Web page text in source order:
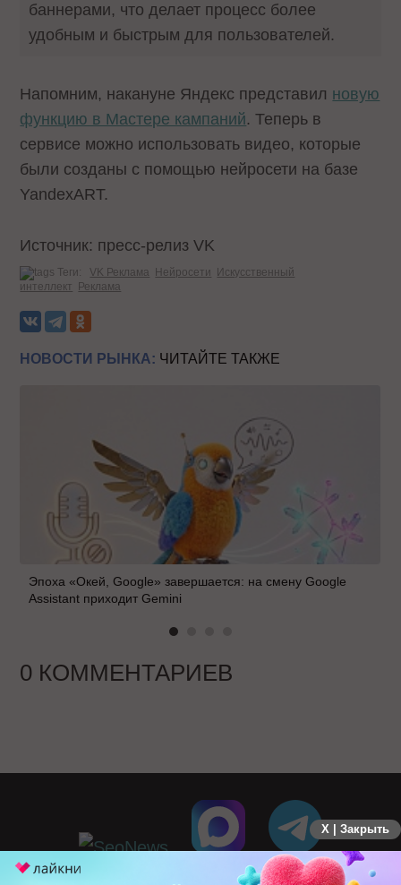
баннерами, что делает процесс более
удобным и быстрым для пользователей.
Напомним, накануне Яндекс представил новую
функцию в Мастере кампаний. Теперь в
сервисе можно использовать видео, которые
были созданы с помощью нейросети на базе
YandexART.
Источник: пресс-релиз VK
Теги: VK Реклама Нейросети Искусственный
интеллект Реклама
НОВОСТИ РЫНКА: ЧИТАЙТЕ ТАКЖЕ
Эпоха «Окей, Google» завершается: на смену Google
Assistant приходит Gemini
0 КОММЕНТАРИЕВ
X | Закрыть
ПЕРЕЙТИ НА ПОЛНУЮ ВЕРСИЮ